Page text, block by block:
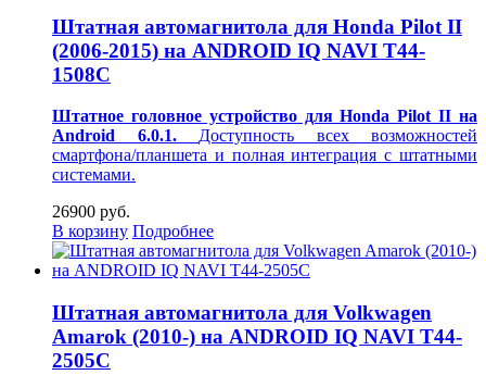
Штатная автомагнитола для Honda Pilot II
(2006-2015) на ANDROID IQ NAVI T44-
1508C
Штатное головное устройство для Honda Pilot II на
Android 6.0.1. Доступность всех возможностей
смартфона/планшета и полная интеграция с штатными
системами.
26900 руб.
В корзину Подробнее
Штатная автомагнитола для Volkwagen
Amarok (2010-) на ANDROID IQ NAVI T44-
2505C